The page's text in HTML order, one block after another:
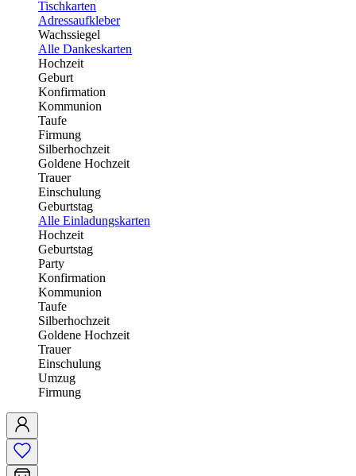
Tischkarten
Adressaufkleber
Wachssiegel
Alle Dankeskarten
Hochzeit
Geburt
Konfirmation
Kommunion
Taufe
Firmung
Silberhochzeit
Goldene Hochzeit
Trauer
Einschulung
Geburtstag
Alle Einladungskarten
Hochzeit
Geburtstag
Party
Konfirmation
Kommunion
Taufe
Silberhochzeit
Goldene Hochzeit
Trauer
Einschulung
Umzug
Firmung